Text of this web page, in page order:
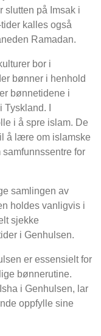
slutten på Imsak i
kalles også
Ramadan.
bor i
bønner i henhold
bønnetidene i
I
i å spre islam. De
å lære om islamske
for
samlingen av
holdes vanligvis i
sjekke
i Genhulsen.
er essensielt for
bønnerutine.
i Genhulsen, lar
oppfylle sine